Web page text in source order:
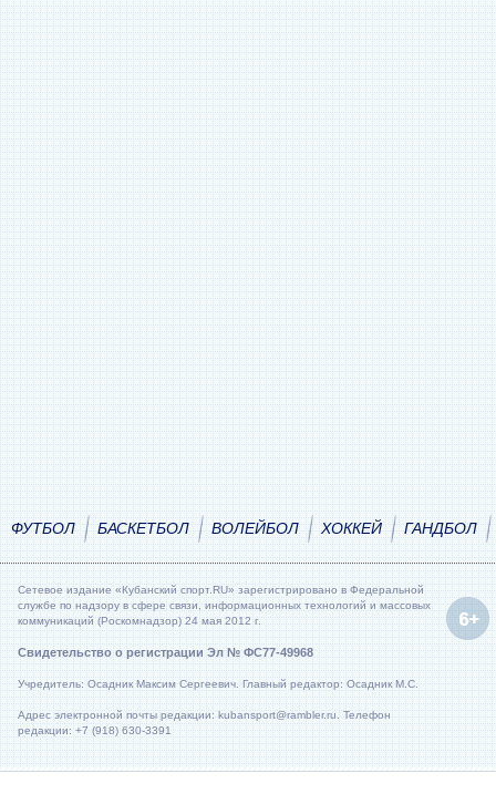
ФУТБОЛ БАСКЕТБОЛ ВОЛЕЙБОЛ ХОККЕЙ ГАНДБОЛ
Сетевое издание «Кубанский спорт.RU» зарегистрировано в Федеральной
службе по надзору в сфере связи, информационных технологий и массовых
коммуникаций (Роскомнадзор) 24 мая 2012 г.
Свидетельство о регистрации Эл № ФС77-49968
Учредитель: Осадник Максим Сергеевич. Главный редактор: Осадник М.С.
Адрес электронной почты редакции: kubansport@rambler.ru. Телефон
редакции: +7 (918) 630-3391